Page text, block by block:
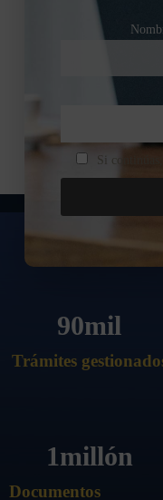
Si
Trámites
90mil
Documentos
1millón